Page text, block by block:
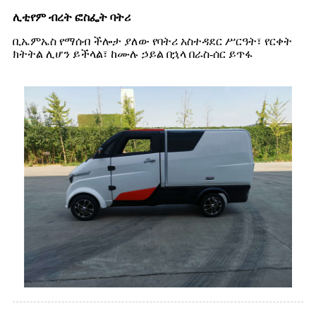
ሊቲየም ብረት ፎስፌት ባትሪ
ቢኤምኤስ የማሰብ ችሎታ ያለው የባትሪ አስተዳደር ሥርዓት፣ የርቀት
ክትትል ሊሆን ይችላል፣ ከሙሉ ኃይል በኋላ በራስ-ሰር ይጥፋ